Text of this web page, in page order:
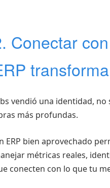
Conectar
vendió una identidad,
más profundas.
ERP bien aprovechado
métricas reales,
conecten con lo que tu